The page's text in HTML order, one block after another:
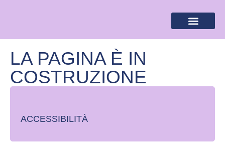
LA PAGINA È IN
COSTRUZIONE
ACCESSIBILITÀ